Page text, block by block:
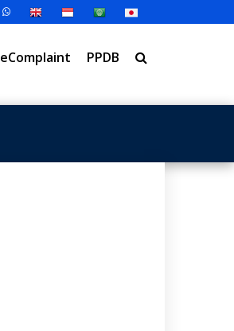
eComplaint PPDB